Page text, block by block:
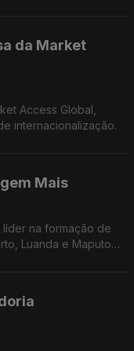
da Market
Access Global,
internacionalização.
Mais
líder na formação de
Luanda e Maputo,